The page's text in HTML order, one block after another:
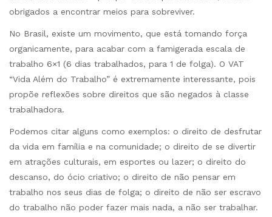
obrigados a encontrar meios para sobreviver.
No Brasil, existe um movimento, que está tomando força
organicamente, para acabar com a famigerada escala de
trabalho 6×1 (6 dias trabalhados, para 1 de folga). O VAT
“Vida Além do Trabalho” é extremamente interessante, pois
propõe reflexões sobre direitos que são negados à classe
trabalhadora.
Podemos citar alguns como exemplos: o direito de desfrutar
da vida em família e na comunidade; o direito de se divertir
em atrações culturais, em esportes ou lazer; o direito do
descanso, do ócio criativo; o direito de não pensar em
trabalho nos seus dias de folga; o direito de não ser escravo
do trabalho não poder fazer mais nada, a não ser trabalhar.